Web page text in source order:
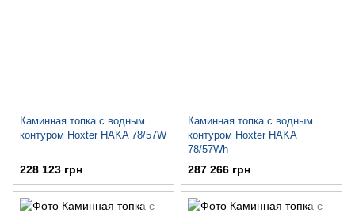
Каминная топка с водным
контуром Hoxter HAKA 78/57W
228 123 грн
Каминная топка с водным
контуром Hoxter HAKA
78/57Wh
287 266 грн